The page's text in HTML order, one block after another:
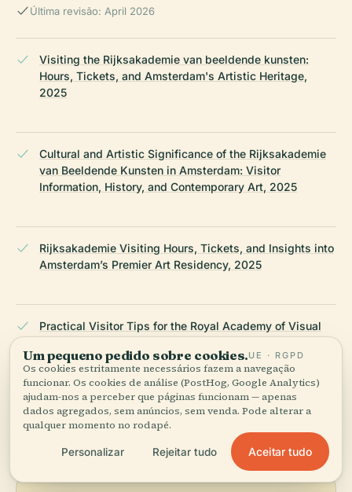
Última revisão: April 2026
Visiting the Rijksakademie van beeldende kunsten:
Hours, Tickets, and Amsterdam's Artistic Heritage,
2025
Cultural and Artistic Significance of the Rijksakademie
van Beeldende Kunsten in Amsterdam: Visitor
Information, History, and Contemporary Art, 2025
Rijksakademie Visiting Hours, Tickets, and Insights into
Amsterdam’s Premier Art Residency, 2025
Practical Visitor Tips for the Royal Academy of Visual
2025
ÚLTIMA REVISÃO: APRIL 2026
Pesquisado a partir da Wikidata, Wikipédia e fontes oficiais ·
Como fazemos os nossos guias →
Um pequeno pedido sobre cookies.UE · RGPD
Os cookies estritamente necessários fazem a navegação
funcionar. Os cookies de análise (PostHog, Google Analytics)
ajudam-nos a perceber que páginas funcionam — apenas
dados agregados, sem anúncios, sem venda. Pode alterar a
qualquer momento no rodapé.
Personalizar Rejeitar tudo Aceitar tudo